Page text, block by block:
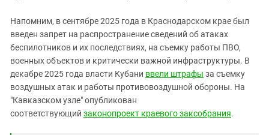
Напомним, в сентябре 2025 года в Краснодарском крае был
введен запрет на распространение сведений об атаках
беспилотников и их последствиях, на съемку работы ПВО,
военных объектов и критически важной инфраструктуры. В
декабре 2025 года власти Кубани ввели штрафы за съемку
воздушных атак и работы противовоздушной обороны. На
"Кавказском узле" опубликован
соответствующий законопроект краевого заксобрания.